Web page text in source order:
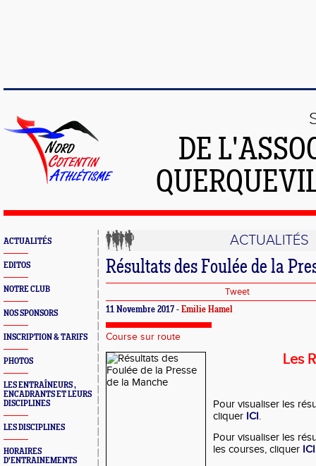
DE
ACTUALITÉS
EDITOS
NOTRE CLUB
NOS SPONSORS
INSCRIPTION & TARIFS
PHOTOS
LES ENTRAÎNEURS ,
ENCADRANTS ET LEURS
DISCIPLINES
LES DISCIPLINES
HORAIRES
D'ENTRAINEMENTS
ACTUALITÉS
Résultats des Foulée de la
Tweet
11 Novembre 2017 - Emilie Hamel
Course sur route
Les
Pour visualiser les
cliquer ICI.
Pour visualiser les
les courses, cliquer ICI